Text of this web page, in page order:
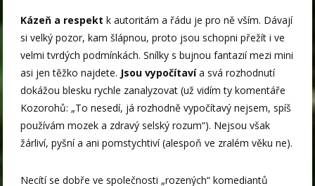
Kázeň a respekt k autoritám a řádu je pro ně vším. Dávají
si velký pozor, kam šlápnou, proto jsou schopni přežít i ve
velmi tvrdých podmínkách. Snílky s bujnou fantazií mezi mini
asi jen těžko najdete. Jsou vypočítavía svá rozhodnutí
dokážou blesku rychle zanalyzovat (už vidím ty komentáře
Kozorohů: „To nesedí, já rozhodně vypočítavý nejsem, spíš
používám mozek a zdravý selský rozum“). Nejsou však
žárliví, pyšní a ani pomstychtiví (alespoň ve zralém věku ne).
Necítí se dobře ve společnosti „rozených“ komediantů